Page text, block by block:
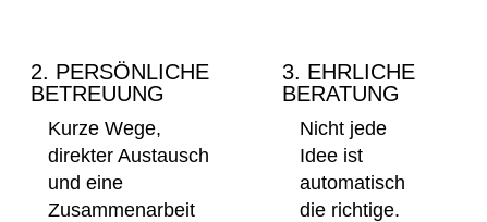
2. PERSÖNLICHE
BETREUUNG
Kurze Wege,
direkter Austausch
und eine
Zusammenarbeit
3. EHRLICHE
BERATUNG
Nicht jede
Idee ist
automatisch
die richtige.